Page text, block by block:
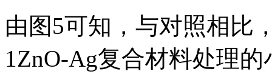
由图5可知，与对照相比
1ZnO-Ag复合材料处理